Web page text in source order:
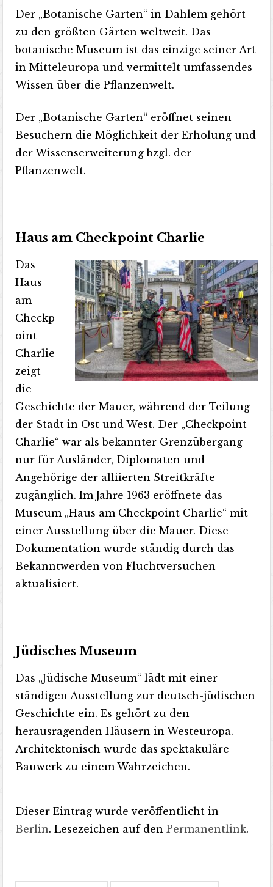
Der „Botanische Garten“ in Dahlem gehört
zu den größten Gärten weltweit. Das
botanische Museum ist das einzige seiner Art
in Mitteleuropa und vermittelt umfassendes
Wissen über die Pflanzenwelt.
Der „Botanische Garten“ eröffnet seinen
Besuchern die Möglichkeit der Erholung und
der Wissenserweiterung bzgl. der
Pflanzenwelt.
Haus am Checkpoint Charlie
Das
Haus
am
Checkp
oint
Charlie
zeigt
die
Geschichte der Mauer, während der Teilung
der Stadt in Ost und West. Der „Checkpoint
Charlie“ war als bekannter Grenzübergang
nur für Ausländer, Diplomaten und
Angehörige der alliierten Streitkräfte
zugänglich. Im Jahre 1963 eröffnete das
Museum „Haus am Checkpoint Charlie“ mit
einer Ausstellung über die Mauer. Diese
Dokumentation wurde ständig durch das
Bekanntwerden von Fluchtversuchen
aktualisiert.
Jüdisches Museum
Das „Jüdische Museum“ lädt mit einer
ständigen Ausstellung zur deutsch-jüdischen
Geschichte ein. Es gehört zu den
herausragenden Häusern in Westeuropa.
Architektonisch wurde das spektakuläre
Bauwerk zu einem Wahrzeichen.
Dieser Eintrag wurde veröffentlicht in
Berlin. Lesezeichen auf denPermanentlink.